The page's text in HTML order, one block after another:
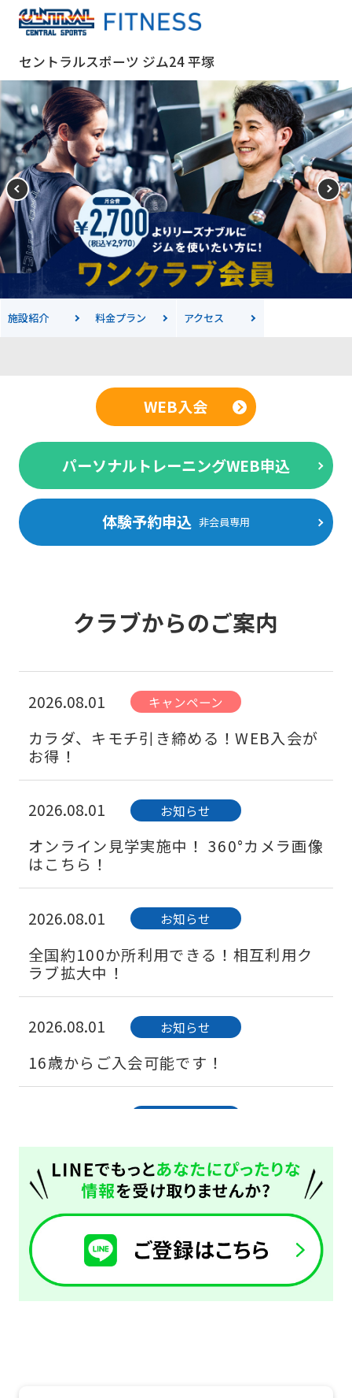
セントラルスポーツ ジム24 平塚
施設紹介 料金プラン アクセス
WEB入会
パーソナルトレーニングWEB申込
体験予約申込 非会員専用
クラブからのご案内
2026.08.01 キャンペーン
カラダ、キモチ引き締める！WEB入会が
お得！
2026.08.01 お知らせ
オンライン見学実施中！ 360°カメラ画像
はこちら！
2026.08.01 お知らせ
全国約100か所利用できる！相互利用ク
ラブ拡大中！
2026.08.01 お知らせ
16歳からご入会可能です！
パーソナルトレーニングのお申込みはこ
ちら
2026.08.01
月会費2,700円（税抜）（税込2,970
円）!よりリーズナブルにジムを使いたい
方におすすめ！